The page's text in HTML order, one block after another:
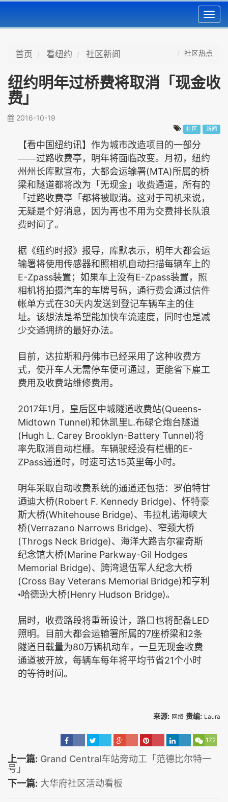
首页 看纽约 社区新闻 社区热点
纽约明年过桥费将取消「现金收
费」
2016-10-19
社区 新闻
【看中国纽约讯】作为城市改造项目的一部分
——过路收费亭，明年将面临改变。月初，纽约
州州长库默宣布，大都会运输署(MTA)所属的桥
梁和隧道都将改为「无现金」收费通道，所有的
「过路收费亭「都将被取消。这对于司机来说，
无疑是个好消息，因为再也不用为交费排长队浪
费时间了。
据《纽约时报》报导，库默表示，明年大都会运
输署将使用传感器和照相机自动扫描每辆车上的
E-Zpass装置；如果车上没有E-Zpass装置，照
相机将拍摄汽车的车牌号码，通行费会通过信件
帐单方式在30天内发送到登记车辆车主的住
址。该想法是希望能加快车流速度，同时也是减
少交通拥挤的最好办法。
目前，达拉斯和丹佛市已经采用了这种收费方
式，使开车人无需停车便可通过，更能省下雇工
费用及收费站维修费用。
2017年1月，皇后区中城隧道收费站(Queens-
Midtown Tunnel)和休凯里L.布碌仑炮台隧道
(Hugh L. Carey Brooklyn-Battery Tunnel)将
率先取消自动栏栅。车辆驶经没有栏栅的E-
ZPass通道时，时速可达15英里每小时。
明年采取自动收费系统的通道还包括：罗伯特甘
迺迪大桥(Robert F. Kennedy Bridge)、怀特豪
斯大桥(Whitehouse Bridge)、韦拉札诺海峡大
桥(Verrazano Narrows Bridge)、窄颈大桥
(Throgs Neck Bridge)、海洋大路吉尔霍奇斯
纪念馆大桥(Marine Parkway-Gil Hodges
Memorial Bridge)、跨湾退伍军人纪念大桥
(Cross Bay Veterans Memorial Bridge)和亨利
•哈德逊大桥(Henry Hudson Bridge)。
届时，收费路段将重新设计，路口也将配备LED
照明。目前大都会运输署所属的7座桥梁和 2条
隧道日载量为80万辆机动车，一旦无现金收费
通道被开放，每辆车每年将平均节省21个小时
的等待时间。
来源: 网络 责编: Laura
172
上一篇: Grand Central车站旁动工「范德比尔特一
号」
下一篇: 大华府社区活动看板